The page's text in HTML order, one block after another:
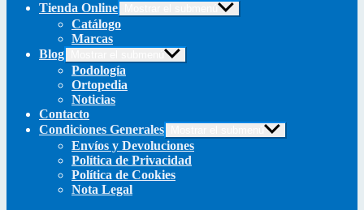
Tienda Online
Catálogo
Marcas
Blog
Podología
Ortopedia
Noticias
Contacto
Condiciones Generales
Envíos y Devoluciones
Política de Privacidad
Política de Cookies
Nota Legal